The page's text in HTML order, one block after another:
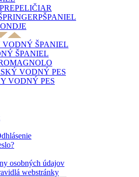
ŠPANIEL
ŠPANIEL
VODNÝ PES
VODNÝ PES
osobných údajov
webstránky